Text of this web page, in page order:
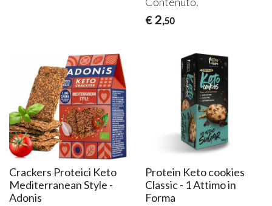
€ 2,50
Crackers Proteici Keto
Mediterranean Style -
Adonis
Protein Keto cookies
Classic - 1 Attimo in
Forma